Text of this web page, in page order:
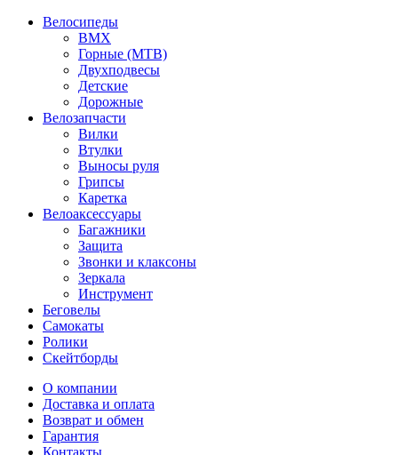
Велосипеды
BMX
Горные (MTB)
Двухподвесы
Детские
Дорожные
Велозапчасти
Вилки
Втулки
Выносы руля
Грипсы
Каретка
Велоаксессуары
Багажники
Защита
Звонки и клаксоны
Зеркала
Инструмент
Беговелы
Самокаты
Ролики
Скейтборды
О компании
Доставка и оплата
Возврат и обмен
Гарантия
Контакты